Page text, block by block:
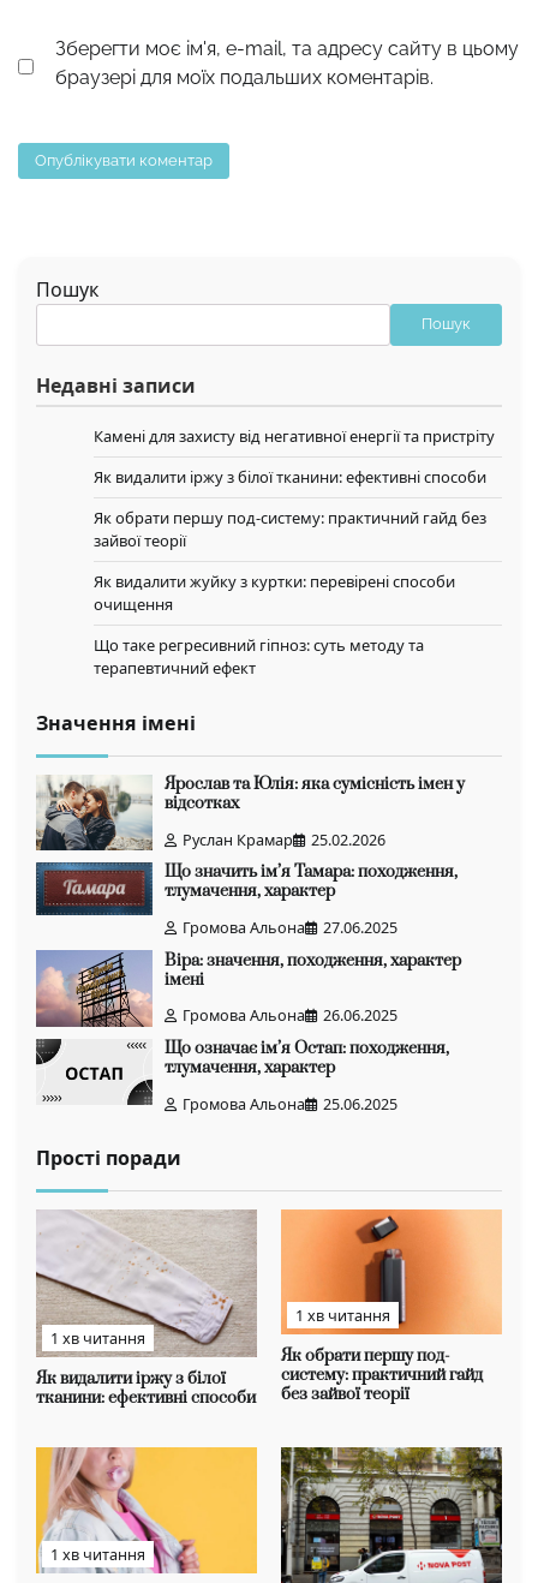
Зберегти моє ім'я, e-mail, та адресу сайту в цьому
браузері для моїх подальших коментарів.
Пошук
Пошук
Недавні записи
Камені для захисту від негативної енергії та пристріту
Як видалити іржу з білої тканини: ефективні способи
Як обрати першу под-систему: практичний гайд без
зайвої теорії
Як видалити жуйку з куртки: перевірені способи
очищення
Що таке регресивний гіпноз: суть методу та
терапевтичний ефект
Значення імені
Ярослав та Юлія: яка сумісність імен у
відсотках
Руслан Крамар
25.02.2026
Що значить ім’я Тамара: походження,
тлумачення, характер
Громова Альона
27.06.2025
Віра: значення, походження, характер
імені
Громова Альона
26.06.2025
Що означає ім’я Остап: походження,
тлумачення, характер
Громова Альона
25.06.2025
Прості поради
1 хв читання
Як видалити іржу з білої
тканини: ефективні способи
1 хв читання
Як обрати першу под-
систему: практичний гайд
без зайвої теорії
1 хв читання